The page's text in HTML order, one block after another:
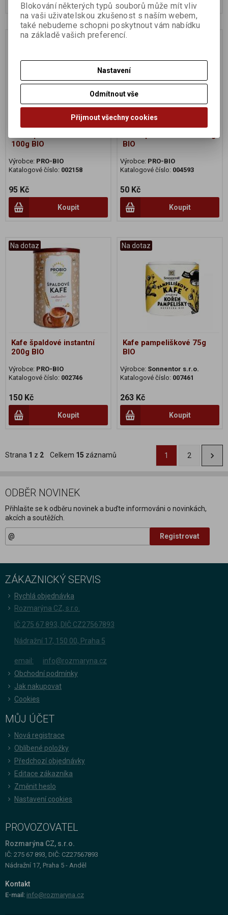
100g BIO
Výrobce: PRO-BIO
Katalogové číslo: 002158
95 Kč
Koupit
Na dotaz
BIO
Výrobce: PRO-BIO
Katalogové číslo: 004593
50 Kč
Koupit
Na dotaz
Kafe špaldové instantní
200g BIO
Výrobce: PRO-BIO
Katalogové číslo: 002746
150 Kč
Koupit
Na dotaz
Kafe pampeliškové 75g
BIO
Výrobce: Sonnentor s.r.o.
Katalogové číslo: 007461
263 Kč
Koupit
Strana 1 z 2 Celkem 15 záznamů 1 2
ODBĚR NOVINEK
Přihlašte se k odběru novinek a buďte informováni o novinkách,
akcích a soutěžích.
Registrovat
ZÁKAZNICKÝ SERVIS
Rychlá objednávka
Rozmarýna CZ, s.r.o.
IČ 275 67 893, DIČ CZ27567893
Nádražní 17, 150 00, Praha 5
email:
info@rozmaryna.cz
Obchodní podmínky
Jak nakupovat
Cookies
MŮJ ÚČET
Nová registrace
Oblíbené položky
Předchozí objednávky
Editace zákazníka
Změnit heslo
Nastavení cookies
PROVOZOVATEL
Rozmarýna CZ, s.r.o.
IČ: 275 67 893, DIČ: CZ27567893
Nádražní 17, Praha 5 - Anděl
Kontakt
E-mail: info@rozmaryna.cz
Blokování některých typů souborů může mít vliv
na vaši uživatelskou zkušenost s naším webem,
také nebudeme schopni poskytnout vám nabídku
na základě vašich preferencí.
Nastavení
Odmítnout vše
Přijmout všechny cookies